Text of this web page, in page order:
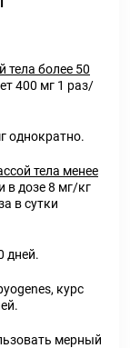
тела более 50
400 мг 1 раз/
однократно.
тела менее
в дозе 8 мг/кг
в сутки
дней.
курс
мерный